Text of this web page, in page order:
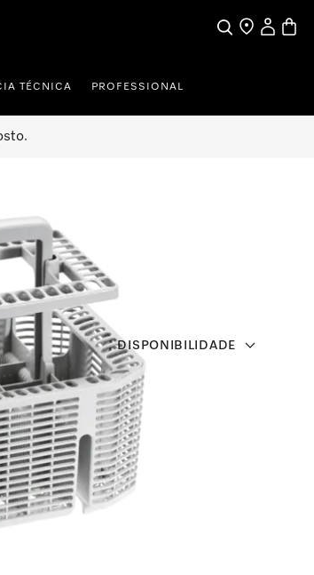
PesquisaEncontrar loja
A minha
TÉCNICA PROFESSIONAL
DISPONIBILIDADE
inferior.